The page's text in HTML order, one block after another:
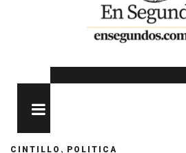
CINTILLO , POLITICA